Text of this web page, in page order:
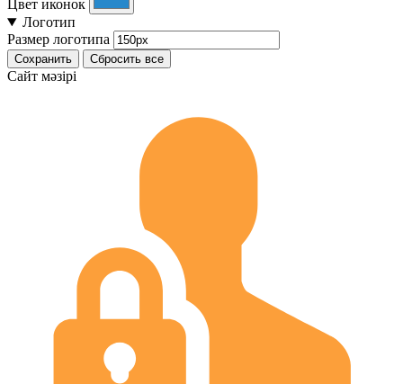
Цвет иконок
Логотип
Размер логотипа
Сохранить Сбросить все
Cайт мәзірі